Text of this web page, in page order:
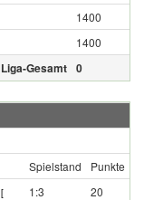
1400
1400
Liga-Gesamt 0
Spielstand
Punkte
[
1:3 20